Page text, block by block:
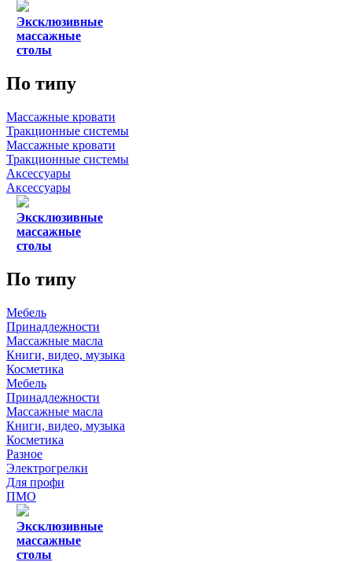
Эксклюзивные
массажные
столы
По типу
Массажные кровати
Тракционные системы
Массажные кровати
Тракционные системы
Аксессуары
Аксессуары
Эксклюзивные
массажные
столы
По типу
Мебель
Принадлежности
Массажные масла
Книги, видео, музыка
Косметика
Мебель
Принадлежности
Массажные масла
Книги, видео, музыка
Косметика
Разное
Электрогрелки
Для профи
ПМО
Эксклюзивные
массажные
столы